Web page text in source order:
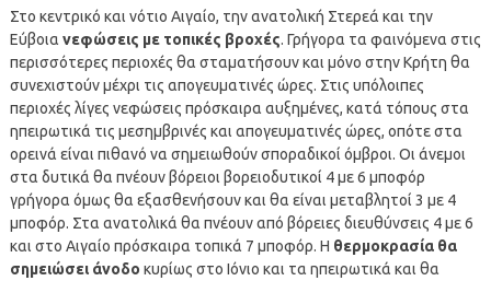
Στο κεντρικό και νότιο Αιγαίο, την ανατολική Στερεά και την
Εύβοια νεφώσεις με τοπικές βροχές. Γρήγορα τα φαινόμενα στις
περισσότερες περιοχές θα σταματήσουν και μόνο στην Κρήτη θα
συνεχιστούν μέχρι τις απογευματινές ώρες. Στις υπόλοιπες
περιοχές λίγες νεφώσεις πρόσκαιρα αυξημένες, κατά τόπους στα
ηπειρωτικά τις μεσημβρινές και απογευματινές ώρες, οπότε στα
ορεινά είναι πιθανό να σημειωθούν σποραδικοί όμβροι. Οι άνεμοι
στα δυτικά θα πνέουν βόρειοι βορειοδυτικοί 4 με 6 μποφόρ
γρήγορα όμως θα εξασθενήσουν και θα είναι μεταβλητοί 3 με 4
μποφόρ. Στα ανατολικά θα πνέουν από βόρειες διευθύνσεις 4 με 6
και στο Αιγαίο πρόσκαιρα τοπικά 7 μποφόρ. Η θερμοκρασία θα
σημειώσει άνοδο κυρίως στο Ιόνιο και τα ηπειρωτικά και θα